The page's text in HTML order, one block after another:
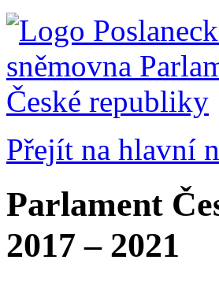
Přejít na hlavní
Parlament
2017 – 2021